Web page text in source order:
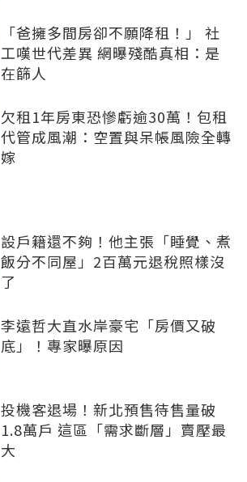
「爸擁多間房卻不願降租！」 社
工嘆世代差異 網曝殘酷真相：是
在篩人
欠租1年房東恐慘虧逾30萬！包租
代管成風潮：空置與呆帳風險全轉
嫁
設戶籍還不夠！他主張「睡覺、煮
飯分不同屋」2百萬元退稅照樣沒
了
李遠哲大直水岸豪宅「房價又破
底」！專家曝原因
投機客退場！新北預售待售量破
1.8萬戶 這區「需求斷層」賣壓最
大